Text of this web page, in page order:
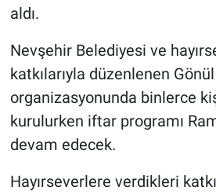
aldı.
Nevşehir Belediyesi ve
katkılarıyla düzenlenen
organizasyonunda binlerce
kurulurken iftar programı
devam edecek.
Hayırseverlere verdikleri
Genel
Asayiş
Kültür - Sanat